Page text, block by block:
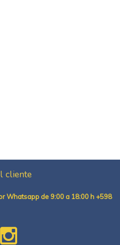
cliente
Whatsapp de 9:00 a 18:00 h +598